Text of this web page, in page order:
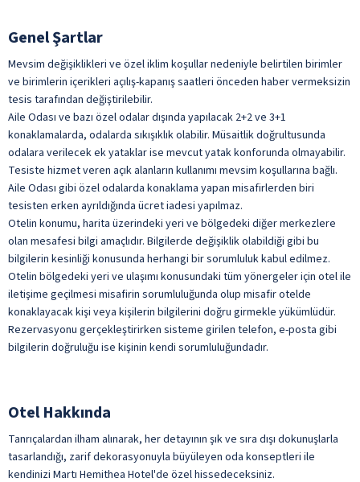
Pastane
ile belirtilen özellikler ücretlidir.
Masaj
Sauna
Türk Hamamı
ile belirtilen özellikler ücretlidir.
Havalimanı Transferi
Kuru Temizleme
Resepsiyon Hizmeti
Toplantı Salonu
Uyandırma Servisi
ile belirtilen özellikler ücretlidir.
Genel Şartlar
Mevsim değişiklikleri ve özel iklim koşullar nedeniyle belirtilen birimler
ve birimlerin içerikleri açılış-kapanış saatleri önceden haber vermeksizin
tesis tarafından değiştirilebilir.
Aile Odası ve bazı özel odalar dışında yapılacak 2+2 ve 3+1
konaklamalarda, odalarda sıkışıklık olabilir. Müsaitlik doğrultusunda
odalara verilecek ek yataklar ise mevcut yatak konforunda olmayabilir.
Tesiste hizmet veren açık alanların kullanımı mevsim koşullarına bağlı.
Aile Odası gibi özel odalarda konaklama yapan misafirlerden biri
tesisten erken ayrıldığında ücret iadesi yapılmaz.
Otelin konumu, harita üzerindeki yeri ve bölgedeki diğer merkezlere
olan mesafesi bilgi amaçlıdır. Bilgilerde değişiklik olabildiği gibi bu
bilgilerin kesinliği konusunda herhangi bir sorumluluk kabul edilmez.
Otelin bölgedeki yeri ve ulaşımı konusundaki tüm yönergeler için otel ile
iletişime geçilmesi misafirin sorumluluğunda olup misafir otelde
konaklayacak kişi veya kişilerin bilgilerini doğru girmekle yükümlüdür.
Rezervasyonu gerçekleştirirken sisteme girilen telefon, e-posta gibi
bilgilerin doğruluğu ise kişinin kendi sorumluluğundadır.
Otel Hakkında
Tanrıçalardan ilham alınarak, her detayının şık ve sıra dışı dokunuşlarla
tasarlandığı, zarif dekorasyonuyla büyüleyen oda konseptleri ile
kendinizi Martı Hemithea Hotel'de özel hissedeceksiniz.